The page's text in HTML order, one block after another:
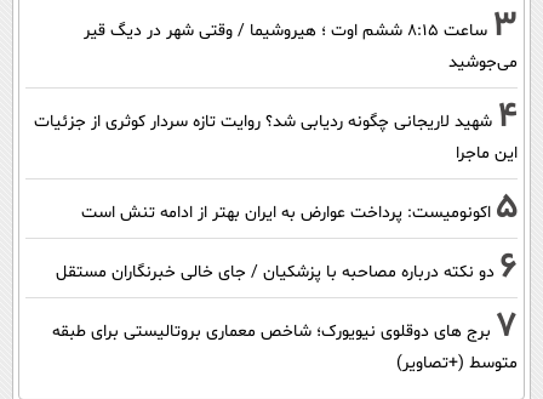
3
ساعت ۸:۱۵ ششم اوت ؛ هیروشیما / وقتی شهر در دیگ قیر
می‌جوشید
4 شهید لاریجانی چگونه ردیابی شد؟ روایت تازه سردار کوثری از جزئیات
این ماجرا
5 اکونومیست: پرداخت عوارض به ایران بهتر از ادامه تنش است
6 دو نکته درباره مصاحبه با پزشکیان / جای خالی خبرنگاران مستقل
7 برج های دوقلوی نیویورک؛ شاخص معماری بروتالیستی برای طبقه
متوسط (+تصاویر)